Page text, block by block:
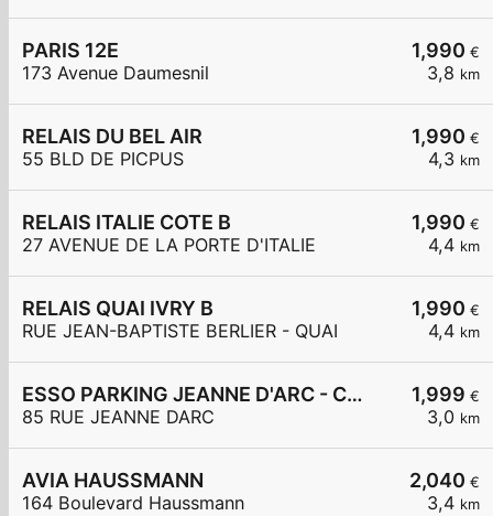
1,990 €
3,8 km
PARIS 12E
173 Avenue Daumesnil
1,990 €
4,3 km
RELAIS DU BEL AIR
55 BLD DE PICPUS
1,990 €
4,4 km
RELAIS ITALIE COTE B
27 AVENUE DE LA PORTE D'ITALIE
1,990 €
4,4 km
RELAIS QUAI IVRY B
RUE JEAN-BAPTISTE BERLIER - QUAI
1,999 €
3,0 km
ESSO PARKING JEANNE D'ARC - CARREFOUR EXPRESS
85 RUE JEANNE DARC
2,040 €
3,4 km
AVIA HAUSSMANN
164 Boulevard Haussmann